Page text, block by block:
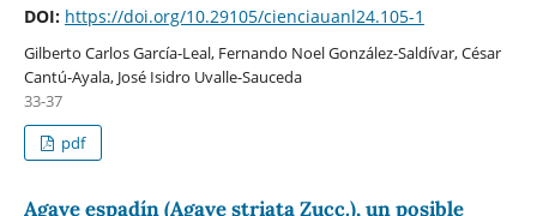
DOI: https://doi.org/10.29105/cienciauanl24.105-1
Gilberto Carlos García-Leal, Fernando Noel González-Saldívar, César
Cantú-Ayala, José Isidro Uvalle-Sauceda
33-37
pdf
Agave espadín (Agave striata Zucc.), un posible